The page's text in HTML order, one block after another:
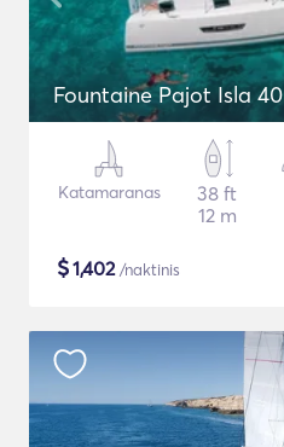
Fountaine Pajot Isla 40
Katamaranas
38 ft
12 m
$1,402/naktinis